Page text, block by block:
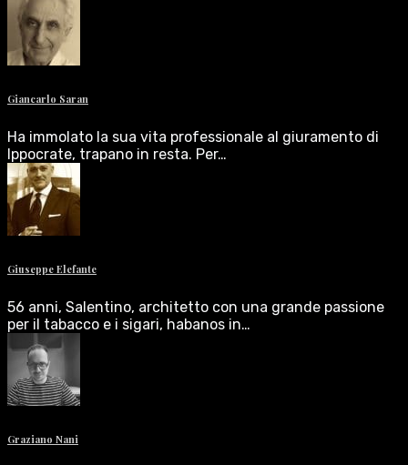
Giancarlo Saran
Ha immolato la sua vita professionale al giuramento di
Ippocrate, trapano in resta. Per…
Giuseppe Elefante
56 anni, Salentino, architetto con una grande passione
per il tabacco e i sigari, habanos in…
Graziano Nani